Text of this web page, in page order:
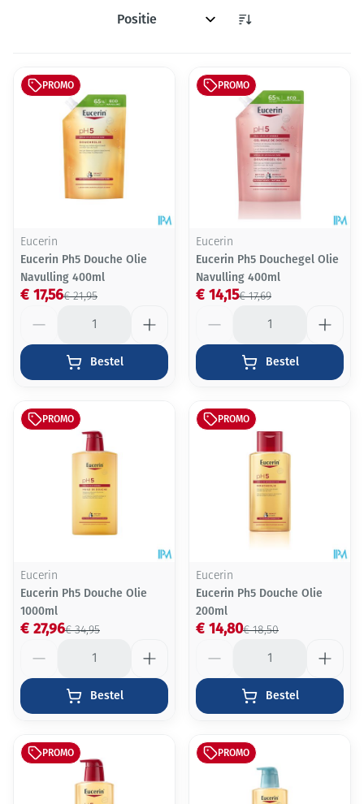
Sorteer op:
PROMO
Eucerin
Eucerin Ph5 Douche Olie
Navulling 400ml
€ 21,95
€ 17,56
Bestel
PROMO
Eucerin
Eucerin Ph5 Douchegel Olie
Navulling 400ml
€ 17,69
€ 14,15
Bestel
PROMO
Eucerin
Eucerin Ph5 Douche Olie
1000ml
€ 34,95
€ 27,96
Bestel
PROMO
Eucerin
Eucerin Ph5 Douche Olie
200ml
€ 18,50
€ 14,80
Bestel
PROMO PROMO